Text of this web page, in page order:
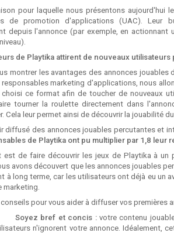
pour laquelle nous présentons aujourd'hui
de promotion d'applications (UAC). Leur
depuis l'annonce (par exemple, en
de Playtika attirent de nouveaux utilisateurs
montrer les avantages des annonces jouables
marketing d'applications, nous
ce format afin de toucher de nouveaux
tourner la roulette directement dans
Cela leur permet ainsi de découvrir la jouabilité
diffusé des annonces jouables percutantes et
de Playtika ont pu multiplier par 1,8 leur
est de faire découvrir les jeux de Playtika à
avons découvert que les annonces jouables
à long terme, car les utilisateurs ont déjà eu un
marketing.
pour vous aider à diffuser vos premières
Soyez bref et concis : votre contenu
n'ignorent votre annonce.Idéalement,